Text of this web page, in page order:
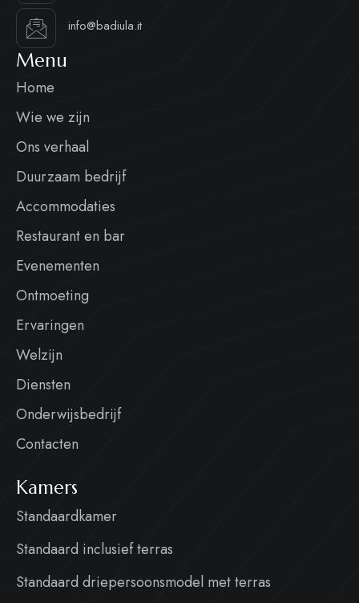
info@badiula.it
Menu
Home
Wie we zijn
Ons verhaal
Duurzaam bedrijf
Accommodaties
Restaurant en bar
Evenementen
Ontmoeting
Ervaringen
Welzijn
Diensten
Onderwijsbedrijf
Contacten
Kamers
Standaardkamer
Standaard inclusief terras
Standaard driepersoonsmodel met terras